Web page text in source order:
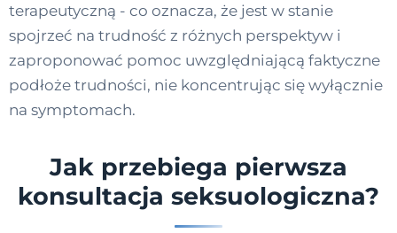
terapeutyczną - co oznacza, że jest w stanie
spojrzeć na trudność z różnych perspektyw i
zaproponować pomoc uwzględniającą faktyczne
podłoże trudności, nie koncentrując się wyłącznie
na symptomach.
Jak przebiega pierwsza
konsultacja seksuologiczna?